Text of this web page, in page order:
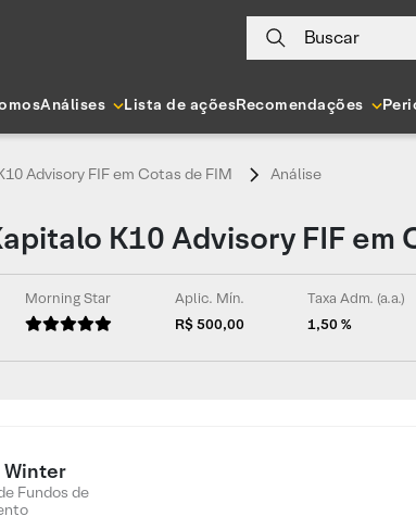
Buscar
Análises Lista de açõesRecomendações
Advisory FIF em Cotas de FIM Análise
K10 Advisory FIF em
Morning Star
Aplic. Mín.
R$ 500,00
Taxa Adm. (a.a.)
1,50 %
Fundos de